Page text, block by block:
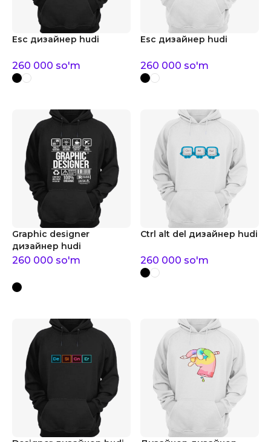
Esc дизайнер hudi
260 000 so'm
Esc дизайнер hudi
260 000 so'm
Graphic designer
дизайнер hudi
260 000 so'm
Ctrl alt del дизайнер hudi
260 000 so'm